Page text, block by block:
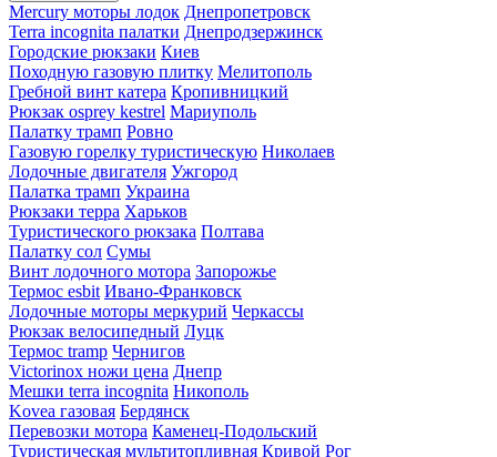
Mercury моторы лодок Днепропетровск
Terra incognita палатки Днепродзержинск
Городские рюкзаки Киев
Походную газовую плитку Мелитополь
Гребной винт катера Кропивницкий
Рюкзак osprey kestrel Мариуполь
Палатку трамп Ровно
Газовую горелку туристическую Николаев
Лодочные двигателя Ужгород
Палатка трамп Украина
Рюкзаки терра Харьков
Туристического рюкзака Полтава
Палатку сол Сумы
Винт лодочного мотора Запорожье
Термос esbit Ивано-Франковск
Лодочные моторы меркурий Черкассы
Рюкзак велосипедный Луцк
Термос tramp Чернигов
Victorinox ножи цена Днепр
Мешки terra incognita Никополь
Kovea газовая Бердянск
Перевозки мотора Каменец-Подольский
Туристическая мультитопливная Кривой Рог